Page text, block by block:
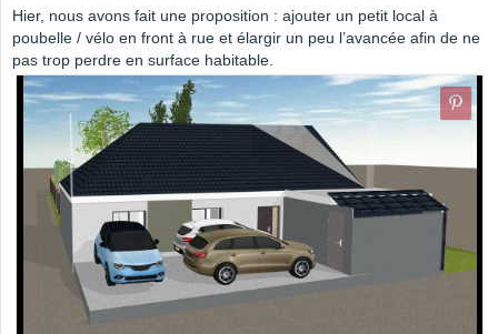
Hier, nous avons fait une proposition : ajouter un petit local à
poubelle / vélo en front à rue et élargir un peu l’avancée afin de ne
pas trop perdre en surface habitable.